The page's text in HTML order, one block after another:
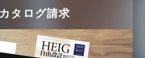
カタログ請求